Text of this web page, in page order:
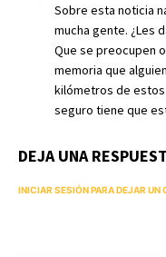
Sobre esta noticia
mucha gente. ¿Les
Que se preocupen
memoria que
kilómetros de estos
seguro tiene que
DEJA UNA
INICIAR SESIÓN PARA DEJAR UN